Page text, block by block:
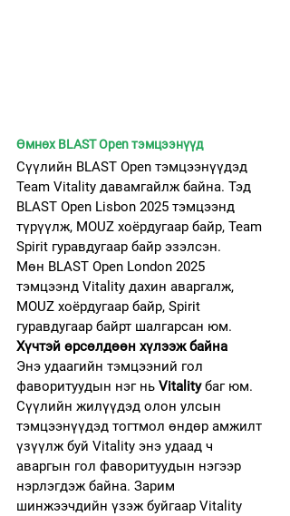
Өмнөх BLAST Open тэмцээнүүд
Сүүлийн BLAST Open тэмцээнүүдэд
Team Vitality давамгайлж байна. Тэд
BLAST Open Lisbon 2025 тэмцээнд
түрүүлж, MOUZ хоёрдугаар байр, Team
Spirit гуравдугаар байр эзэлсэн.
Мөн BLAST Open London 2025
тэмцээнд Vitality дахин аваргалж,
MOUZ хоёрдугаар байр, Spirit
гуравдугаар байрт шалгарсан юм.
Хүчтэй өрсөлдөөн хүлээж байна
Энэ удаагийн тэмцээний гол
фаворитуудын нэг нь Vitality баг юм.
Сүүлийн жилүүдэд олон улсын
тэмцээнүүдэд тогтмол өндөр амжилт
үзүүлж буй Vitality энэ удаад ч
аваргын гол фаворитуудын нэгээр
нэрлэгдэж байна. Зарим
шинжээчдийн үзэж буйгаар Vitality